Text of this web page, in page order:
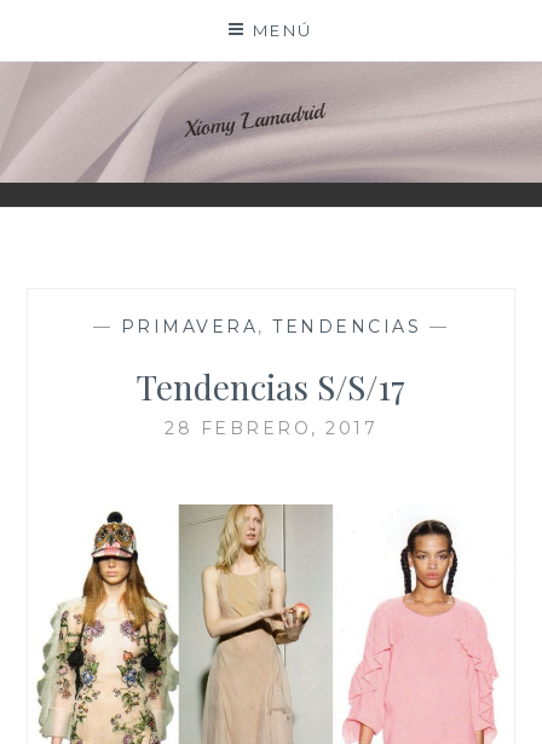
contenido
MENÚ
XIOMY LAMADRID
— PRIMAVERA,TENDENCIAS —
Tendencias S/S/17
28 FEBRERO, 2017